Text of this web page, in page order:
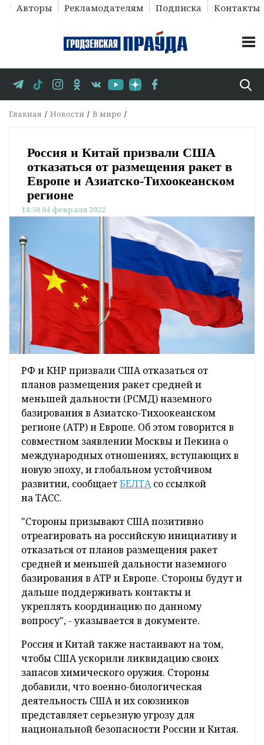
Авторы Рекламодателям Подписка Контакты
Главная Новости В мире
Россия и Китай призвали США
отказаться от размещения ракет в
Европе и Азиатско-Тихоокеанском
регионе
14:50 04 февраля 2022
РФ и КНР призвали США отказаться от
планов размещения ракет средней и
меньшей дальности (РСМД) наземного
базирования в Азиатско-Тихоокеанском
регионе (АТР) и Европе. Об этом говорится в
совместном заявлении Москвы и Пекина о
международных отношениях, вступающих в
новую эпоху, и глобальном устойчивом
развитии, сообщаетБЕЛТАсо ссылкой
на ТАСС.
"Стороны призывают США позитивно
отреагировать на российскую инициативу и
отказаться от планов размещения ракет
средней и меньшей дальности наземного
базирования в АТР и Европе. Стороны будут и
дальше поддерживать контакты и
укреплять координацию по данному
вопросу", - указывается в документе.
Россия и Китай также настаивают на том,
чтобы США ускорили ликвидацию своих
запасов химического оружия. Стороны
добавили, что военно-биологическая
деятельность США и их союзников
представляет серьезную угрозу для
национальной безопасности России и Китая.